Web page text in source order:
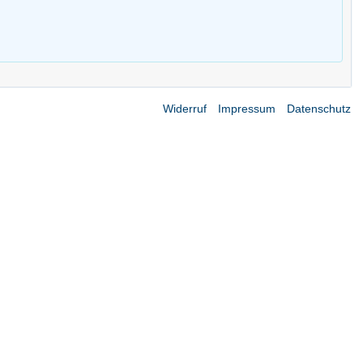
Widerruf Impressum Datenschutz